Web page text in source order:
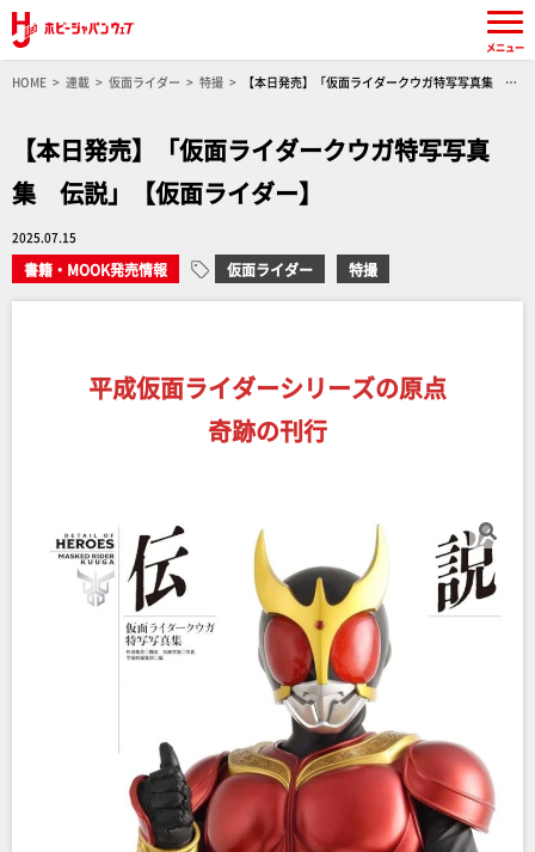
HOME 連載 仮面ライダー 特撮
【本日発売】「仮面ライダークウガ特写写真集 伝
【本日発売】「仮面ライダークウガ特写写真
集 伝説」【仮面ライダー】
2025.07.15
書籍・MOOK発売情報 仮面ライダー 特撮
平成仮面ライダーシリーズの原点
奇跡の刊行
メニュー